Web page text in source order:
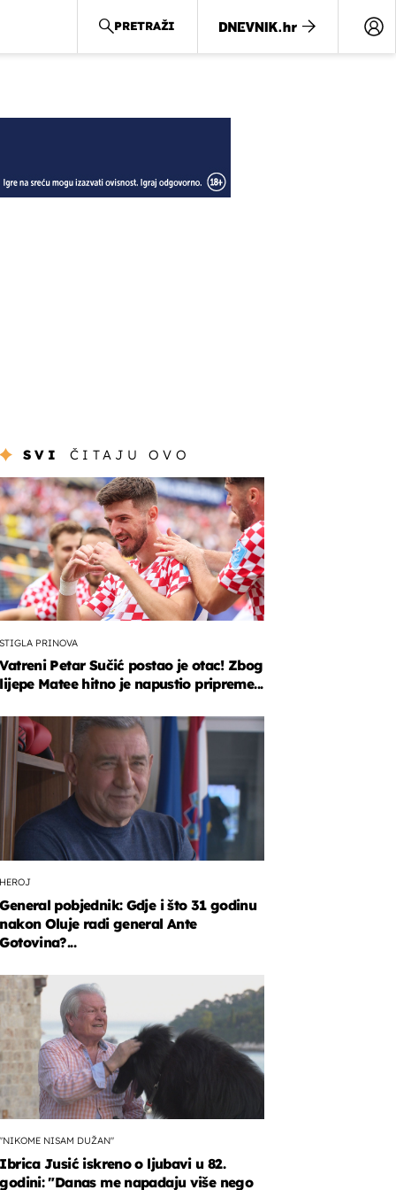
PRETRAŽI
SVI ČITAJU OVO
STIGLA PRINOVA
Vatreni Petar Sučić postao je otac! Zbog
lijepe Matee hitno je napustio pripreme...
HEROJ
General pobjednik: Gdje i što 31 godinu
nakon Oluje radi general Ante
Gotovina?...
"NIKOME NISAM DUŽAN"
Ibrica Jusić iskreno o ljubavi u 82.
godini: "Danas me napadaju više nego